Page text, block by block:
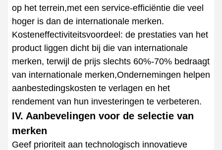
op het terrein,met een service-efficiëntie die veel
hoger is dan de internationale merken.
Kosteneffectiviteitsvoordeel: de prestaties van het
product liggen dicht bij die van internationale
merken, terwijl de prijs slechts 60%-70% bedraagt
van internationale merken,Ondernemingen helpen
aanbestedingskosten te verlagen en het
rendement van hun investeringen te verbeteren.
IV. Aanbevelingen voor de selectie van
merken
Geef prioriteit aan technologisch innovatieve